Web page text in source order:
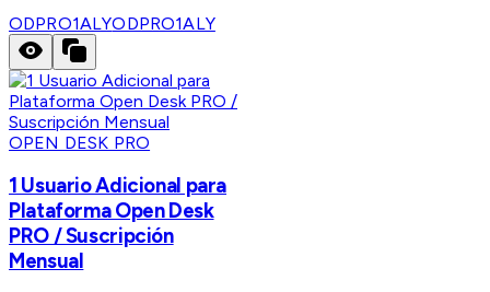
ODPRO1ALYODPRO1ALY
OPEN DESK PRO
1 Usuario Adicional para
Plataforma Open Desk
PRO / Suscripción
Mensual